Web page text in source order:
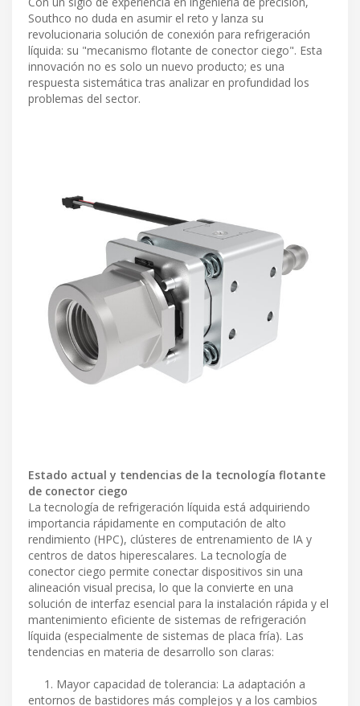
Southco no duda en asumir el reto y lanza su
revolucionaria solución de conexión para refrigeración
líquida: su "mecanismo flotante de conector ciego". Esta
innovación no es solo un nuevo producto; es una
respuesta sistemática tras analizar en profundidad los
problemas del sector.
Estado actual y tendencias de la tecnología flotante
de conector ciego
La tecnología de refrigeración líquida está adquiriendo
importancia rápidamente en computación de alto
rendimiento (HPC), clústeres de entrenamiento de IA y
centros de datos hiperescalares. La tecnología de
conector ciego permite conectar dispositivos sin una
alineación visual precisa, lo que la convierte en una
solución de interfaz esencial para la instalación rápida y el
mantenimiento eficiente de sistemas de refrigeración
líquida (especialmente de sistemas de placa fría). Las
tendencias en materia de desarrollo son claras:
1. Mayor capacidad de tolerancia: La adaptación a
entornos de bastidores más complejos y a los cambios